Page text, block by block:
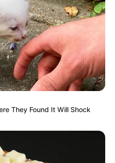
Char
Florida, Amerika
They Found It Will Shock